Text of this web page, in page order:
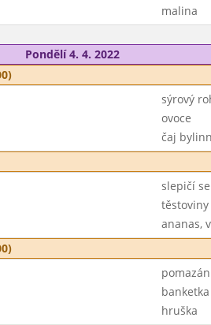
malina
Pondělí 4. 4. 2022
sýrový
ovoce
čaj
slepičí
ananas,
banketka
hruška